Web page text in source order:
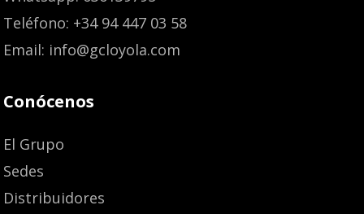
Teléfono: +34 94 447 03 58
Email: info@gcloyola.com
Conócenos
El Grupo
Sedes
Distribuidores